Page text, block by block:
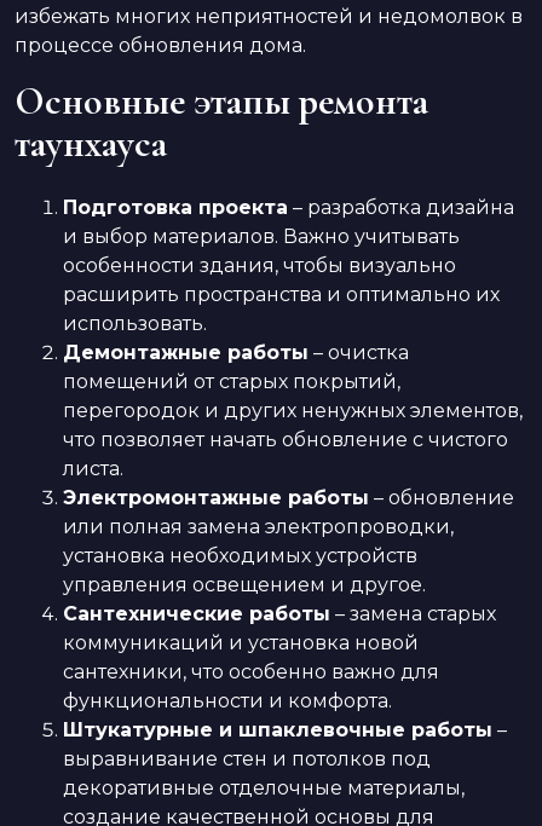
избежать многих неприятностей и недомолвок в
процессе обновления дома.
Основные этапы ремонта
таунхауса
Подготовка проекта – разработка дизайна
и выбор материалов. Важно учитывать
особенности здания, чтобы визуально
расширить пространства и оптимально их
использовать.
Демонтажные работы – очистка
помещений от старых покрытий,
перегородок и других ненужных элементов,
что позволяет начать обновление с чистого
листа.
Электромонтажные работы – обновление
или полная замена электропроводки,
установка необходимых устройств
управления освещением и другое.
Сантехнические работы – замена старых
коммуникаций и установка новой
сантехники, что особенно важно для
функциональности и комфорта.
Штукатурные и шпаклевочные работы –
выравнивание стен и потолков под
декоративные отделочные материалы,
создание качественной основы для